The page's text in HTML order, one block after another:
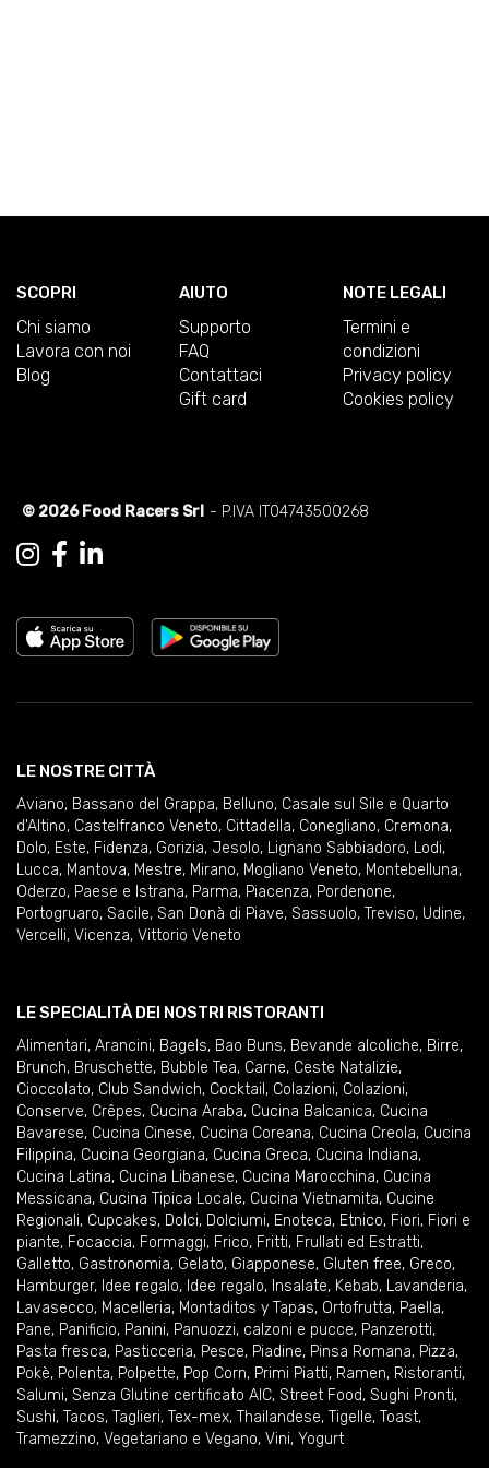
SCOPRI
Chi siamo
Lavora con noi
Blog
AIUTO
Supporto
FAQ
Contattaci
Gift card
NOTE LEGALI
Termini e
condizioni
Privacy policy
Cookies policy
© 2026 Food Racers Srl - P.IVA IT04743500268
LE NOSTRE CITTÀ
Aviano, Bassano del Grappa, Belluno, Casale sul Sile e Quarto
d'Altino, Castelfranco Veneto, Cittadella, Conegliano, Cremona,
Dolo, Este, Fidenza, Gorizia, Jesolo, Lignano Sabbiadoro, Lodi,
Lucca, Mantova, Mestre, Mirano, Mogliano Veneto, Montebelluna,
Oderzo, Paese e Istrana, Parma, Piacenza, Pordenone,
Portogruaro, Sacile, San Donà di Piave, Sassuolo, Treviso, Udine,
Vercelli, Vicenza, Vittorio Veneto
LE SPECIALITÀ DEI NOSTRI RISTORANTI
Alimentari, Arancini, Bagels, Bao Buns, Bevande alcoliche, Birre,
Brunch, Bruschette, Bubble Tea, Carne, Ceste Natalizie,
Cioccolato, Club Sandwich, Cocktail , Colazioni, Colazioni,
Conserve, Crêpes, Cucina Araba, Cucina Balcanica, Cucina
Bavarese, Cucina Cinese, Cucina Coreana, Cucina Creola, Cucina
Filippina, Cucina Georgiana, Cucina Greca, Cucina Indiana,
Cucina Latina, Cucina Libanese, Cucina Marocchina, Cucina
Messicana, Cucina Tipica Locale, Cucina Vietnamita, Cucine
Regionali, Cupcakes, Dolci, Dolciumi, Enoteca, Etnico, Fiori, Fiori e
piante, Focaccia, Formaggi, Frico, Fritti, Frullati ed Estratti,
Galletto, Gastronomia, Gelato, Giapponese, Gluten free, Greco,
Hamburger, Idee regalo, Idee regalo, Insalate, Kebab, Lavanderia,
Lavasecco, Macelleria, Montaditos y Tapas, Ortofrutta, Paella,
Pane, Panificio, Panini, Panuozzi, calzoni e pucce, Panzerotti,
Pasta fresca, Pasticceria, Pesce, Piadine, Pinsa Romana, Pizza,
Pokè, Polenta, Polpette, Pop Corn, Primi Piatti, Ramen, Ristoranti,
Salumi, Senza Glutine certificato AIC, Street Food, Sughi Pronti,
Sushi, Tacos, Taglieri, Tex-mex, Thailandese, Tigelle, Toast,
Tramezzino, Vegetariano e Vegano, Vini, Yogurt